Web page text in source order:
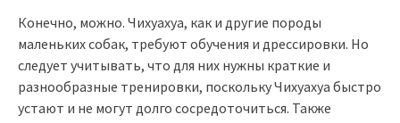
Конечно, можно. Чихуахуа, как и другие породы
маленьких собак, требуют обучения и дрессировки. Но
следует учитывать, что для них нужны краткие и
разнообразные тренировки, поскольку Чихуахуа быстро
устают и не могут долго сосредоточиться. Также